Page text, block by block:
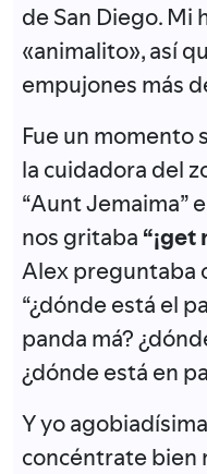
de San Diego. Mi
«animalito», así
empujones más
Fue un
la cuidadora del
“Aunt Jemaima”
nos gritaba
Alex preguntaba
“¿dónde está el
panda má?
¿dónde está en
Y yo
concéntrate bien